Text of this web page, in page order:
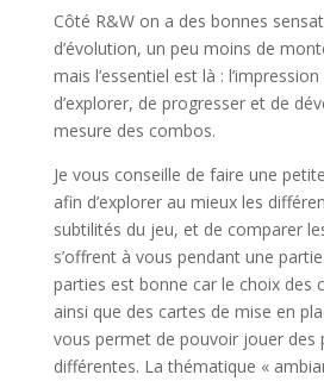
Côté R&W on a des bonnes
d’évolution, un peu moins de
mais l’essentiel est là : l’impression
d’explorer, de progresser et de
mesure des combos.
Je vous conseille de faire une
afin d’explorer au mieux les
subtilités du jeu, et de comparer
s’offrent à vous pendant une
parties est bonne car le choix des
ainsi que des cartes de mise en
vous permet de pouvoir jouer des
différentes. La thématique «